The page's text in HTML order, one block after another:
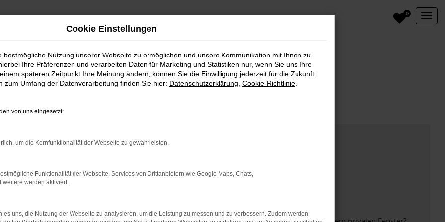
0
Cookie Einstellungen
bestmögliche Nutzung unserer Webseite zu ermöglichen und unsere Kommunikation mit Ihnen zu
Ihre Präferenzen und verarbeiten Daten für Marketing und Statistiken nur, wenn Sie uns Ihre
späteren Zeitpunkt Ihre Meinung ändern, können Sie die Einwilligung jederzeit für die Zukunft
zum Umfang der Datenverarbeitung finden Sie hier: Datenschutzerklärung Cookie-Richtlinie
von uns eingesetzt:
um die Kernfunktionalität der Webseite zu gewährleisten.
Funktionalität der Webseite. Services von Drittanbietern wie Google Maps, Chats,
weitere werden aktiviert.
es uns, die Nutzung der Webseite zu analysieren, um die Leistung zu messen und zu verbessern. Zudem werden